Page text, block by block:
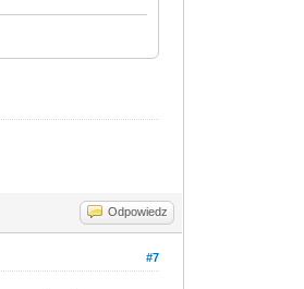
Odpowiedz
#7